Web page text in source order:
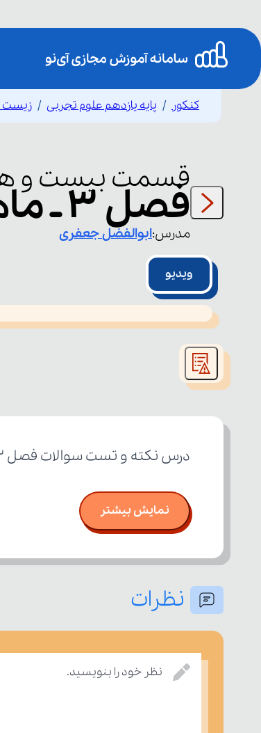
کنکور پایه یازدهم علوم تجربی زیست
قسمت بیست و
فصل ۳ ـ ماهیچه ۴
مدرس:ابوالفضلجعفری
ویدیو
This
is
window.
درس نکته و تست سوالات فصل ۳ ـ ماهیچه ۴ پایه یازدهم رشته علوم تجربی
نمایش بیشتر
نظرات
نظر خود را بنویسید.